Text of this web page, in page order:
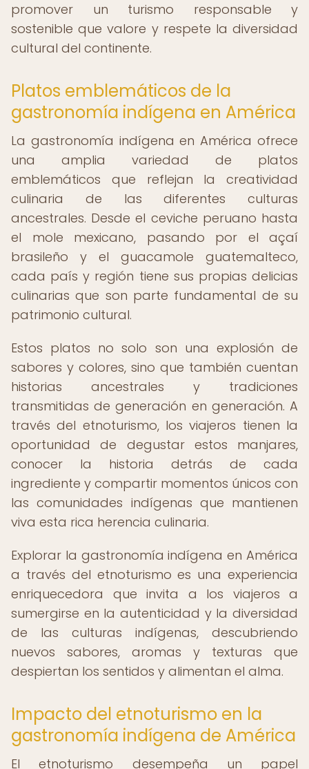
promover un turismo responsable y
sostenible que valore y respete la diversidad
cultural del continente.
Platos emblemáticos de la
gastronomía indígena en América
La gastronomía indígena en América ofrece
una amplia variedad de platos
emblemáticos que reflejan la creatividad
culinaria de las diferentes culturas
ancestrales. Desde el ceviche peruano hasta
el mole mexicano, pasando por el açaí
brasileño y el guacamole guatemalteco,
cada país y región tiene sus propias delicias
culinarias que son parte fundamental de su
patrimonio cultural.
Estos platos no solo son una explosión de
sabores y colores, sino que también cuentan
historias ancestrales y tradiciones
transmitidas de generación en generación. A
través del etnoturismo, los viajeros tienen la
oportunidad de degustar estos manjares,
conocer la historia detrás de cada
ingrediente y compartir momentos únicos con
las comunidades indígenas que mantienen
viva esta rica herencia culinaria.
Explorar la gastronomía indígena en América
a través del etnoturismo es una experiencia
enriquecedora que invita a los viajeros a
sumergirse en la autenticidad y la diversidad
de las culturas indígenas, descubriendo
nuevos sabores, aromas y texturas que
despiertan los sentidos y alimentan el alma.
Impacto del etnoturismo en la
gastronomía indígena de América
El etnoturismo desempeña un papel